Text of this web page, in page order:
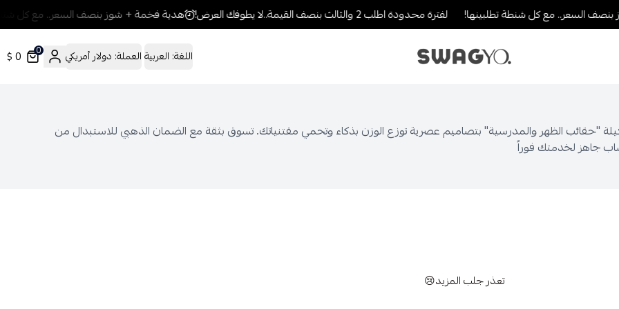
السعر.. مع كل شنطة تطلبينها! لفترة محدودة اطلب 2 والثالث بنصف القيمة..لا يطوفك العرض! هدية فخمة + شوز بنصف السعر.. مع كل شنطة
SWAGYO FASHION اللغة: العربيةالعملة: دولار أمريكي 0
0 $
"حقائب الظهر والمدرسية" بتصاميم عصرية توزع الوزن بذكاء وتحمي مقتنياتك. تسوق بثقة مع الضمان الذهبي للاستبدال من
جاهز لخدمتك فوراً
تعذر جلب المزيد😢